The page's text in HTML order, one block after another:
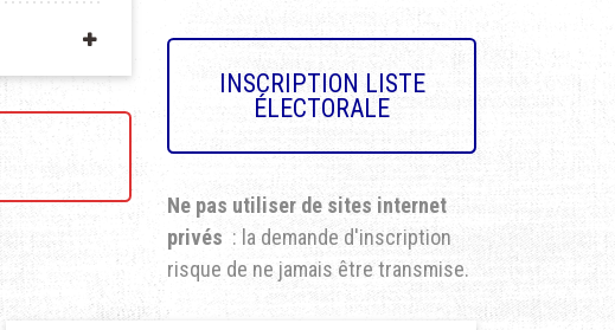
INSCRIPTION LISTE
ÉLECTORALE
Ne pas utiliser de sites internet
privés : la demande d'inscription
risque de ne jamais être transmise.